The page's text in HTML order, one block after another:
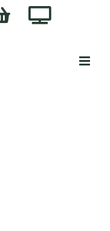
HC-